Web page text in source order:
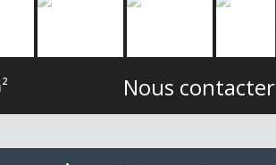
Nous contacter